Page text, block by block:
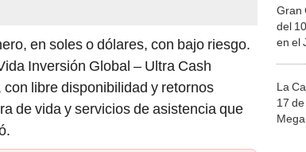
en soles o dólares, con bajo riesgo.
Inversión Global – Ultra Cash
libre disponibilidad y retornos
de vida y servicios de asistencia que
Gran
del
en el
La
17